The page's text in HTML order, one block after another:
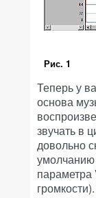
Рис. 1
Теперь у
основа
звучать в
довольно
умолчанию
параметра